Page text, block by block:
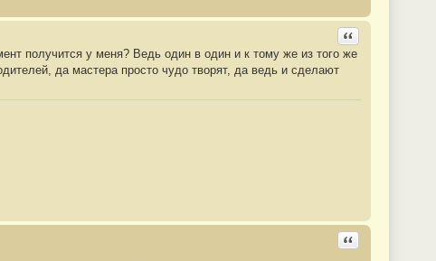
Ответить с
получится у меня? Ведь один в один и к тому же из того же
да мастера просто чудо творят, да ведь и сделают
Ответить с